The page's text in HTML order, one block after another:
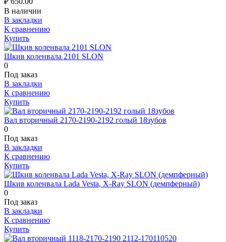
В наличии
В закладки
К сравнению
Купить
Шкив коленвала 2101 SLON
0
Под заказ
В закладки
К сравнению
Купить
Вал вторичный 2170-2190-2192 голый 18зубов
0
Под заказ
В закладки
К сравнению
Купить
Шкив коленвала Lada Vesta, X-Ray SLON (демпферный)
0
Под заказ
В закладки
К сравнению
Купить